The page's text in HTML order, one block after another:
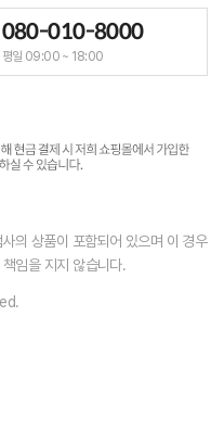
080-010-8000
평일 09:00 ~ 18:00
의 상품이 포함되어 있으며 이 경
임을 지지 않습니다.